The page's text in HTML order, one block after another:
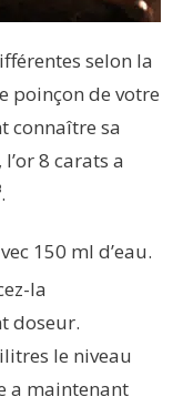
selon la
poinçon de votre
connaître sa
8 carats a
150 ml d’eau.
la
doseur.
le niveau
a maintenant